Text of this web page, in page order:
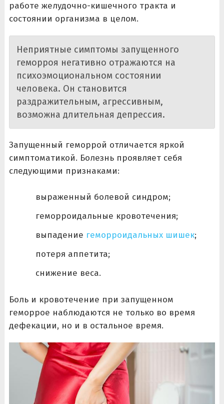
работе желудочно-кишечного тракта и
состоянии организма в целом.
Неприятные симптомы запущенного
геморроя негативно отражаются на
психоэмоциональном состоянии
человека. Он становится
раздражительным, агрессивным,
возможна длительная депрессия.
Запущенный геморрой отличается яркой
симптоматикой. Болезнь проявляет себя
следующими признаками:
выраженный болевой синдром;
геморроидальные кровотечения;
выпадение геморроидальных шишек;
потеря аппетита;
снижение веса.
Боль и кровотечение при запущенном
геморрое наблюдаются не только во время
дефекации, но и в остальное время.